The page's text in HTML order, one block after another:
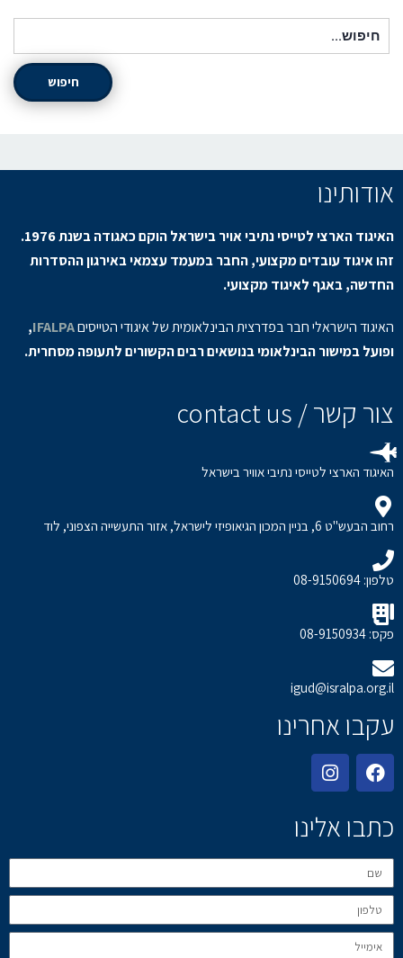
חיפוש
אודותינו
האיגוד הארצי לטייסי נתיבי אויר בישראל הוקם כאגודה בשנת 1976.
זהו איגוד עובדים מקצועי, החבר במעמד עצמאי באירגון ההסדרות
החדשה, באגף לאיגוד מקצועי.
האיגוד הישראלי חבר בפדרצית הבינלאומית של איגודי הטייסיםIFALPA
,
ופועל במישור הבינלאומי בנושאים רבים הקשורים לתעופה מסחרית.
צור קשר / contact us
האיגוד הארצי לטייסי נתיבי אוויר בישראל
רחוב הבעש"ט 6, בניין המכון הגיאופיזי לישראל, אזור התעשייה הצפוני, לוד
טלפון: 08-9150694
פקס: 08-9150934
igud@isralpa.org.il
עקבו אחרינו
כתבו אלינו